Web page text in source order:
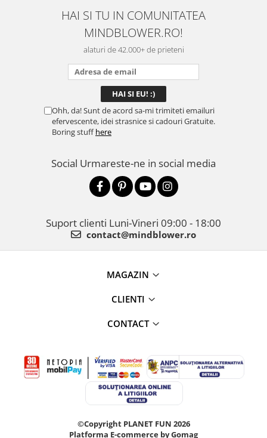
HAI SI TU IN COMUNITATEA
MINDBLOWER.RO!
alaturi de 42.000+ de prieteni
Ohh, da! Sunt de acord sa-mi trimiteti emailuri
efervescente, idei strasnice si cadouri Gratuite.
Boring stuffhere
Social Urmareste-ne in social media
Suport clienti Luni-Vineri 09:00 - 18:00
contact@mindblower.ro
MAGAZIN
CLIENTI
CONTACT
©Copyright PLANET FUN 2026
Platforma E-commerce by Gomag